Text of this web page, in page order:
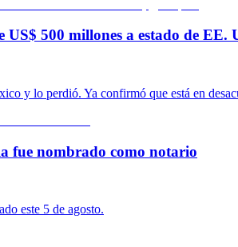
500 millones a estado de EE.
y lo perdió. Ya confirmó que está en
fue nombrado como notario
este 5 de agosto.